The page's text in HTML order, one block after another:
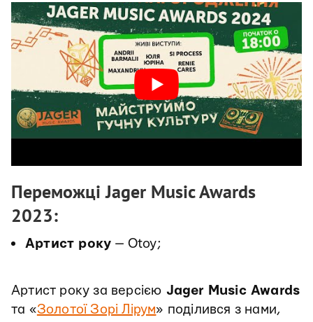
Переможці Jager Music Awards
2023:
Артист року— Otoy;
Артист року за версією Jager Music Awards
та «Золотої Зорі Лірум» поділився з нами,